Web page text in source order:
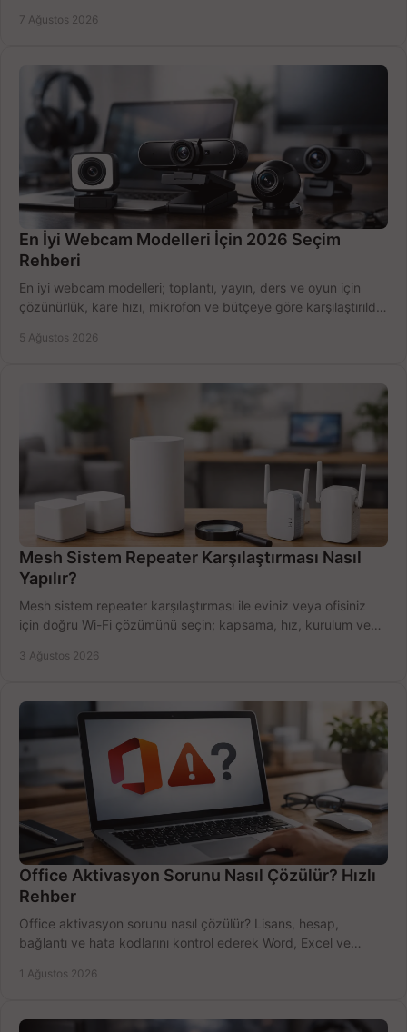
7 Ağustos 2026
En İyi Webcam Modelleri İçin 2026 Seçim
Rehberi
En iyi webcam modelleri; toplantı, yayın, ders ve oyun için
çözünürlük, kare hızı, mikrofon ve bütçeye göre karşılaştırıldı.
5 Ağustos 2026
Mesh Sistem Repeater Karşılaştırması Nasıl
Yapılır?
Mesh sistem repeater karşılaştırması ile eviniz veya ofisiniz
için doğru Wi-Fi çözümünü seçin; kapsama, hız, kurulum ve
3 Ağustos 2026
Office Aktivasyon Sorunu Nasıl Çözülür? Hızlı
Rehber
Office aktivasyon sorunu nasıl çözülür? Lisans, hesap,
bağlantı ve hata kodlarını kontrol ederek Word, Excel ve
1 Ağustos 2026